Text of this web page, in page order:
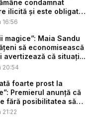
condamnat
ilicită și este obligat
16:56
magice”: Maia Sandu
să economisească
avertizează că situați...
20:54
foarte prost la
Premierul anunță că
fără posibilitatea să